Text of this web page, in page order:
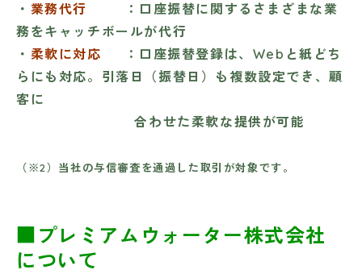
・ 業務代行
：口座振替に関するさまざまな業
務をキャッチボールが代行
・ 柔軟に対応 ：口座振替登録は、Webと紙どち
らにも対応。引落日（振替日）も複数設定でき、顧
客に
合わせた柔軟な提供が可能
（※2）当社の与信審査を通過した取引が対象です。
■プレミアムウォーター株式会社
について